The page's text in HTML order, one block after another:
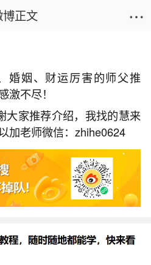
生运程如何？
10:26:13 11 4 赞
正文
姻、财运厉害的师父推
激不尽！
大家推荐介绍，我找的慧来
加老师微信：zhihe0624